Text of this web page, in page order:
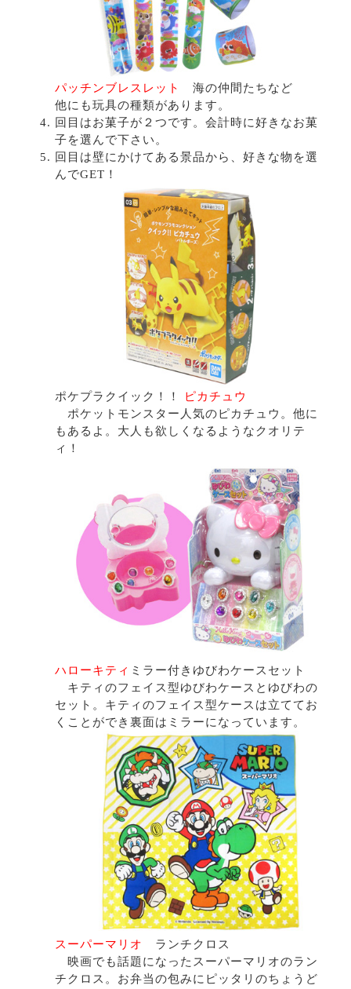
パッチンブレスレット
海の仲間たちなど
他にも玩具の種類があります。
回目はお菓子が２つです。会計時に好きなお菓
子を選んで下さい。
回目は壁にかけてある景品から、好きな物を選
んでGET！
ポケプラクイック！！
ピカチュウ
ポケットモンスター人気のピカチュウ。他に
もあるよ。大人も欲しくなるようなクオリテ
ィ！
ハローキティ ミラー付きゆびわケースセット
キティのフェイス型ゆびわケースとゆびわの
セット。キティのフェイス型ケースは立ててお
くことができ裏面はミラーになっています。
スーパーマリオ
ランチクロス
映画でも話題になったスーパーマリオのラン
チクロス。お弁当の包みにピッタリのちょうど